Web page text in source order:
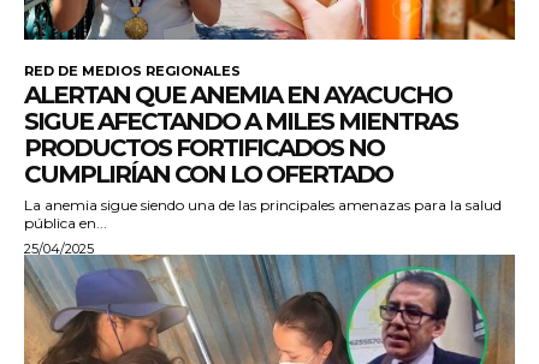
RED DE MEDIOS REGIONALES
ALERTAN QUE ANEMIA EN AYACUCHO
SIGUE AFECTANDO A MILES MIENTRAS
PRODUCTOS FORTIFICADOS NO
CUMPLIRÍAN CON LO OFERTADO
La anemia sigue siendo una de las principales amenazas para la salud
pública en...
25/04/2025